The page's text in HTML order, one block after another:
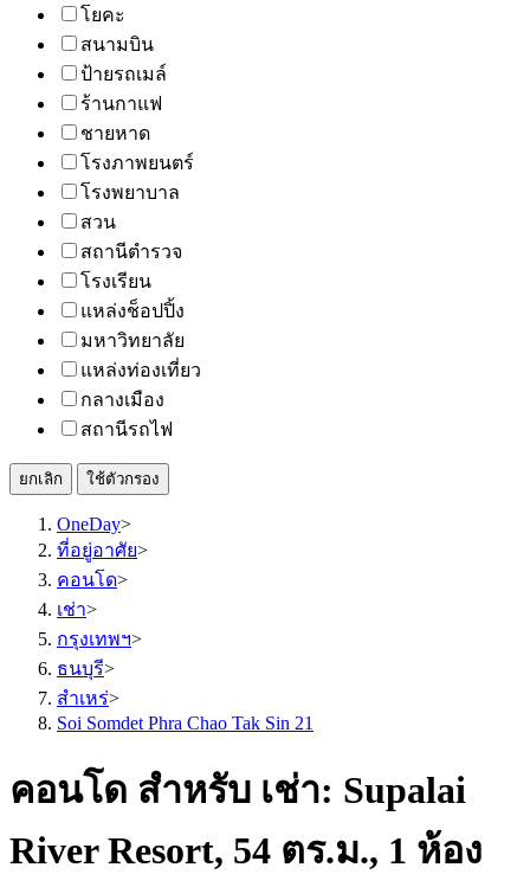
โยคะ
สนามบิน
ป้ายรถเมล์
ร้านกาแฟ
ชายหาด
โรงภาพยนตร์
โรงพยาบาล
สวน
สถานีตำรวจ
โรงเรียน
แหล่งช็อปปิ้ง
มหาวิทยาลัย
แหล่งท่องเที่ยว
กลางเมือง
สถานีรถไฟ
ยกเลิก ใช้ตัวกรอง
OneDay>
ที่อยู่อาศัย>
คอนโด>
เช่า>
กรุงเทพฯ>
ธนบุรี>
สำเหร่>
Soi Somdet Phra Chao Tak Sin 21
คอนโด สำหรับ เช่า: Supalai
River Resort, 54 ตร.ม., 1 ห้อง